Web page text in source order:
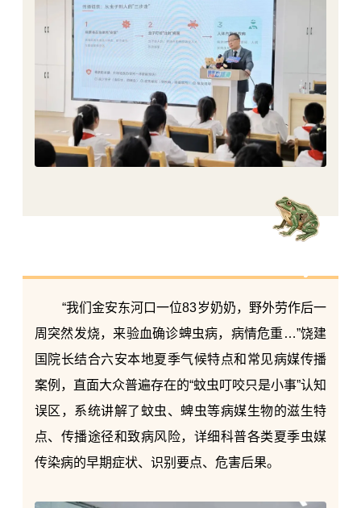
“我们金安东河口一位83岁奶奶，野外劳作后一
周突然发烧，来验血确诊蜱虫病，病情危重…”饶建
国院长结合六安本地夏季气候特点和常见病媒传播
案例，直面大众普遍存在的“蚊虫叮咬只是小事”认知
误区，系统讲解了蚊虫、蜱虫等病媒生物的滋生特
点、传播途径和致病风险，详细科普各类夏季虫媒
传染病的早期症状、识别要点、危害后果。